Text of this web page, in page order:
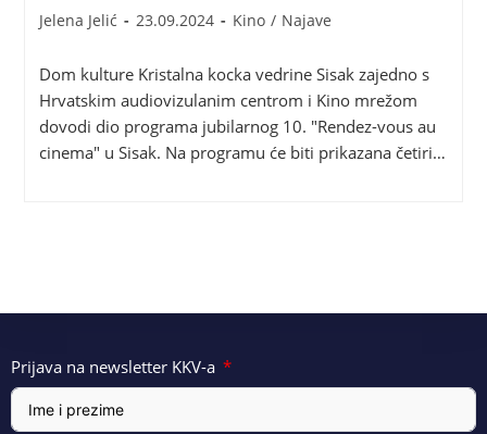
Jelena Jelić 23.09.2024 Kino / Najave
Dom kulture Kristalna kocka vedrine Sisak zajedno s
Hrvatskim audiovizulanim centrom i Kino mrežom
dovodi dio programa jubilarnog 10. "Rendez-vous au
cinema" u Sisak. Na programu će biti prikazana četiri…
Prijava na newsletter KKV-a